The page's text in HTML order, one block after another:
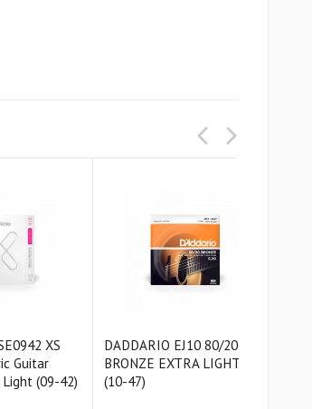
XS
Guitar
(09-42)
DADDARIO EJ10 80/20
BRONZE EXTRA LIGHT
(10-47)